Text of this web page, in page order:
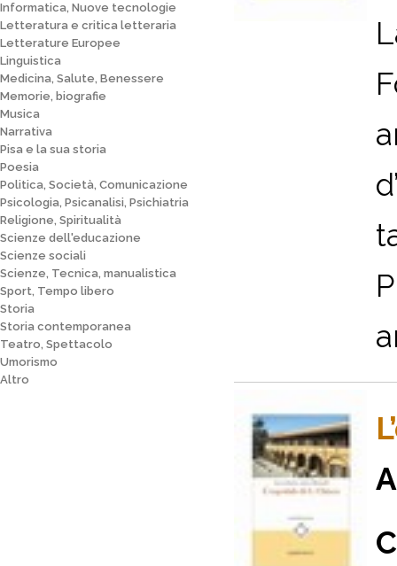
Informatica, Nuove tecnologie
Letteratura e critica letteraria
Letterature Europee
Linguistica
Medicina, Salute, Benessere
Memorie, biografie
Musica
Narrativa
Pisa e la sua storia
Poesia
Politica, Società, Comunicazione
Psicologia, Psicanalisi, Psichiatria
Religione, Spiritualità
Scienze dell'educazione
Scienze sociali
Scienze, Tecnica, manualistica
Sport, Tempo libero
Storia
Storia contemporanea
Teatro, Spettacolo
Umorismo
Altro